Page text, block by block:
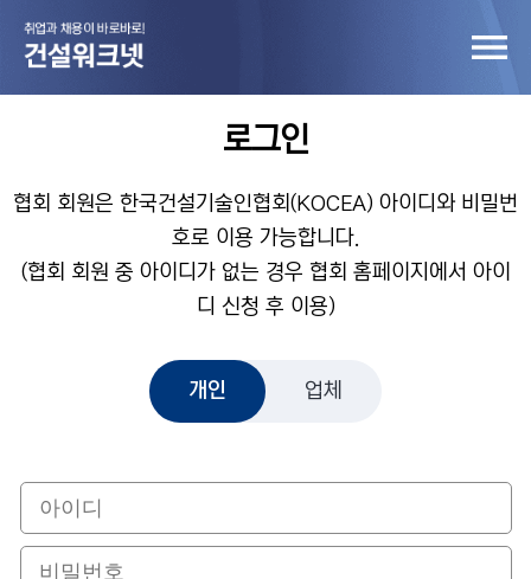
로그인
협회 회원은 한국건설기술인협회(KOCEA) 아이디와 비밀번
호로 이용 가능합니다.
(협회 회원 중 아이디가 없는 경우 협회 홈페이지에서 아이
디 신청 후 이용)
개인 업체
개인